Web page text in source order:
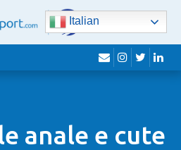
Italian
bustainstagram
Twitter
anale e cute